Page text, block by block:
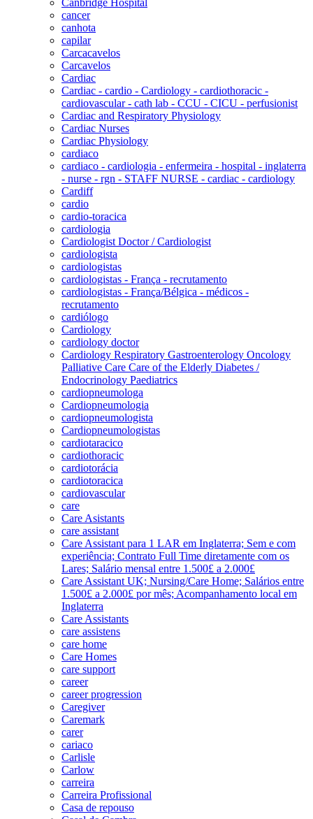
cancer
canhota
capilar
Carcacavelos
Carcavelos
Cardiac
Cardiac - cardio - Cardiology - cardiothoracic -
cardiovascular - cath lab - CCU - CICU - perfusionist
Cardiac and Respiratory Physiology
Cardiac Nurses
Cardiac Physiology
cardiaco
cardiaco - cardiologia - enfermeira - hospital - inglaterra
- nurse - rgn - STAFF NURSE - cardiac - cardiology
Cardiff
cardio
cardio-toracica
cardiologia
Cardiologist Doctor / Cardiologist
cardiologista
cardiologistas
cardiologistas - França - recrutamento
cardiologistas - França/Bélgica - médicos -
recrutamento
cardiólogo
Cardiology
cardiology doctor
Cardiology Respiratory Gastroenterology Oncology
Palliative Care Care of the Elderly Diabetes /
Endocrinology Paediatrics
cardiopneumologa
Cardiopneumologia
cardiopneumologista
Cardiopneumologistas
cardiotaracico
cardiothoracic
cardiotorácia
cardiotoracica
cardiovascular
care
Care Asistants
care assistant
Care Assistant para 1 LAR em Inglaterra; Sem e com
experiência; Contrato Full Time diretamente com os
Lares; Salário mensal entre 1.500£ a 2.000£
Care Assistant UK; Nursing/Care Home; Salários entre
1.500£ a 2.000£ por mês; Acompanhamento local em
Inglaterra
Care Assistants
care assistens
care home
Care Homes
care support
career
career progression
Caregiver
Caremark
carer
cariaco
Carlisle
Carlow
carreira
Carreira Profissional
Casa de repouso